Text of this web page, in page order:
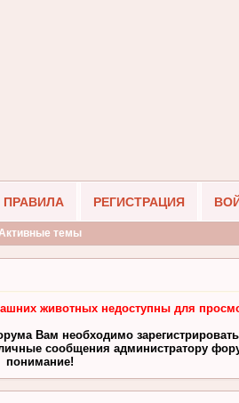
ПРАВИЛА РЕГИСТРАЦИЯ
темы
животных недоступны для
Вам необходимо
сообщения администратору
понимание!